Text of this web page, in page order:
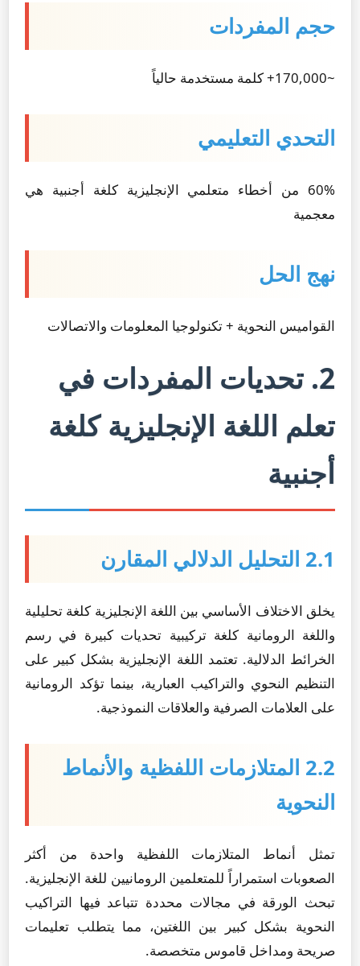
حجم المفردات
~170,000+ كلمة مستخدمة حالياً
التحدي التعليمي
60% من أخطاء متعلمي الإنجليزية كلغة أجنبية هي
معجمية
نهج الحل
القواميس النحوية + تكنولوجيا المعلومات والاتصالات
2. تحديات المفردات في
تعلم اللغة الإنجليزية كلغة
أجنبية
2.1 التحليل الدلالي المقارن
يخلق الاختلاف الأساسي بين اللغة الإنجليزية كلغة تحليلية
واللغة الرومانية كلغة تركيبية تحديات كبيرة في رسم
الخرائط الدلالية. تعتمد اللغة الإنجليزية بشكل كبير على
التنظيم النحوي والتراكيب العبارية، بينما تؤكد الرومانية
على العلامات الصرفية والعلاقات النموذجية.
2.2 المتلازمات اللفظية والأنماط
النحوية
تمثل أنماط المتلازمات اللفظية واحدة من أكثر
الصعوبات استمراراً للمتعلمين الرومانيين للغة الإنجليزية.
تبحث الورقة في مجالات محددة تتباعد فيها التراكيب
النحوية بشكل كبير بين اللغتين، مما يتطلب تعليمات
صريحة ومداخل قاموس متخصصة.